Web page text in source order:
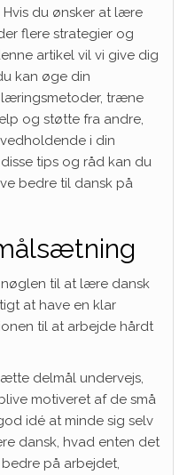
du ønsker at lære
flere strategier og
artikel vil vi give dig
kan øge din
træne
og støtte fra andre,
i din
tips og råd kan du
bedre til dansk på
til at lære dansk
at have en klar
til at arbejde hårdt
delmål undervejs,
motiveret af de små
idé at minde sig selv
dansk, hvad enten det
på arbejdet,